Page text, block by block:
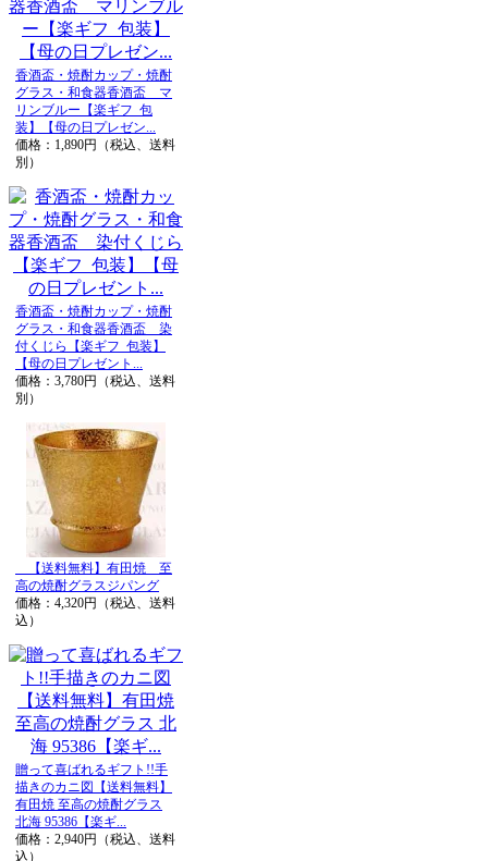
香酒盃・焼酎カップ・焼酎
グラス・和食器香酒盃 マ
リンブルー【楽ギフ_包
装】【母の日プレゼン...
価格：1,890円（税込、送料
別）
香酒盃・焼酎カップ・焼酎
グラス・和食器香酒盃 染
付くじら【楽ギフ_包装】
【母の日プレゼント...
価格：3,780円（税込、送料
別）
【送料無料】有田焼 至
高の焼酎グラスジパング
価格：4,320円（税込、送料
込）
贈って喜ばれるギフト!!手
描きのカニ図【送料無料】
有田焼 至高の焼酎グラス
北海 95386【楽ギ...
価格：2,940円（税込、送料
込）